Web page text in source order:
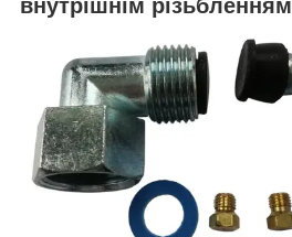
внутрішнім